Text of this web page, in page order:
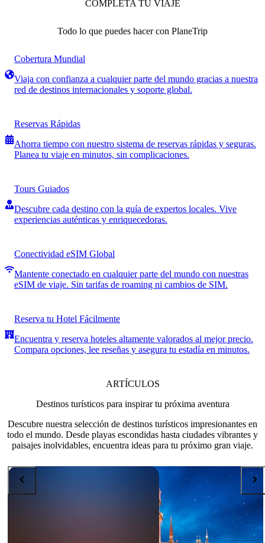
COMPLETA TU VIAJE
Todo lo que puedes hacer con PlaneTrip
Cobertura Mundial
Viaja con confianza a cualquier parte del mundo gracias a nuestra
red de destinos internacionales y soporte global.
Reservas Rápidas
Ahorra tiempo con nuestro sistema de reservas rápidas y seguras.
Planea tu viaje en minutos, sin complicaciones.
Tours Guiados
Descubre cada destino con la guía de expertos locales. Vive
experiencias auténticas y enriquecedoras.
Conectividad eSIM Global
Mantente conectado en cualquier parte del mundo con nuestras
eSIM de viaje. Sin tarifas de roaming ni cambios de SIM.
Reserva tu Hotel Fácilmente
Encuentra y reserva hoteles altamente valorados al mejor precio.
Compara opciones, lee reseñas y asegura tu estadía en minutos.
ARTÍCULOS
Destinos turísticos para inspirar tu próxima aventura
Descubre nuestra selección de destinos turísticos impresionantes en
todo el mundo. Desde playas escondidas hasta ciudades vibrantes y
paisajes inolvidables, encuentra ideas para tu próximo gran viaje.